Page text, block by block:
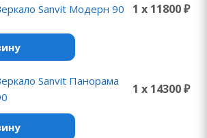
Sanvit Модерн 90 1 x 11800 ₽
Sanvit Панорама
1 x 14300 ₽